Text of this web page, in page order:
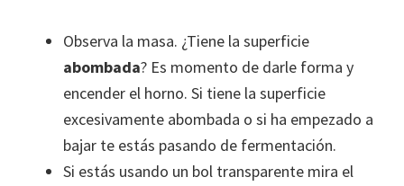
Observa la masa. ¿Tiene la superficie
abombada? Es momento de darle forma y
encender el horno. Si tiene la superficie
excesivamente abombada o si ha empezado a
bajar te estás pasando de fermentación.
Si estás usando un bol transparente mira el